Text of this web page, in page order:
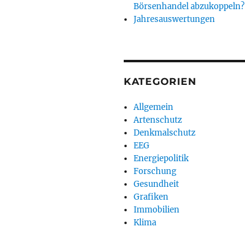
Börsenhandel abzukoppeln?
Jahresauswertungen
KATEGORIEN
Allgemein
Artenschutz
Denkmalschutz
EEG
Energiepolitik
Forschung
Gesundheit
Grafiken
Immobilien
Klima